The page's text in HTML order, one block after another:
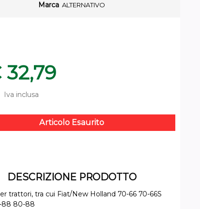
Marca ALTERNATIVO
Iva inclusa
Articolo Esaurito
DESCRIZIONE PRODOTTO
trattori, tra cui Fiat/New Holland 70-66 70-66S
88 80-88